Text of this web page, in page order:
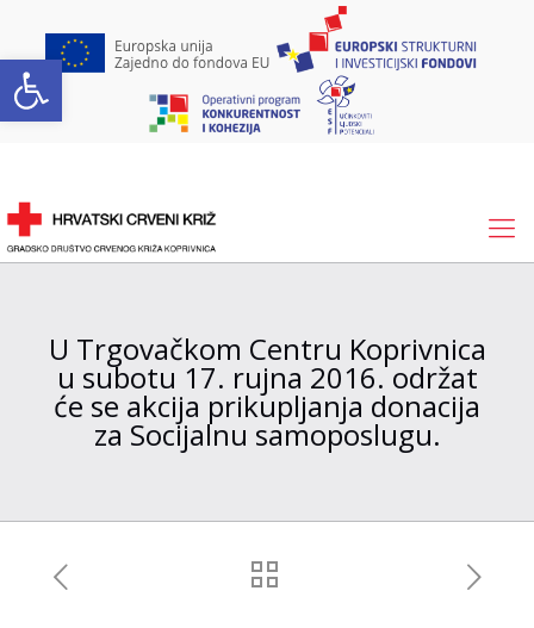
Open toolbar
U Trgovačkom Centru Koprivnica
u subotu 17. rujna 2016. održat
će se akcija prikupljanja donacija
za Socijalnu samoposlugu.